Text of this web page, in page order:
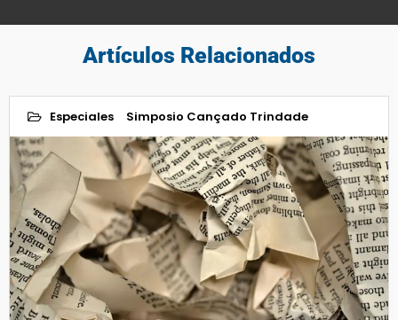
Artículos Relacionados
Especiales Simposio Cançado Trindade
30
May 2023